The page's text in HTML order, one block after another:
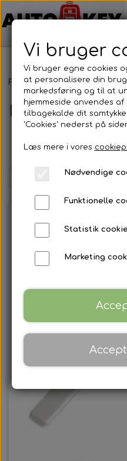
Forside Bilnøgler
Nøglehus
Forrige side
Vi bruger
Vi bruger egne cookies
at personalisere din
markedsføring og til at
hjemmeside anvendes
tilbagekalde dit
'Cookies' nederst på
Læs mere i vores
Nødvendige
Funktionelle
Statistik
Marketing